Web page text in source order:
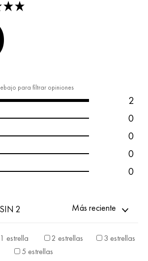
para filtrar opiniones
2
0
0
0
0
2 Más reciente
1 estrella 2 estrellas
3 estrellas
5 estrellas